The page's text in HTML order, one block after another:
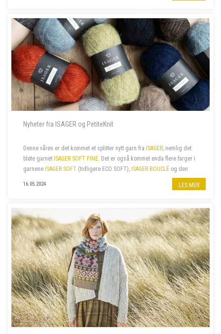
Nyheter fra ISAGER og PetiteKnit
Denne våren er det kommet et splitter nytt garn fra ISAGER , nemlig det
bløte garnet ISAGER SOFT FINE . Det er også kommet enda flere farger i
garnene ISAGER SOFT (tidligere ECO SOFT), ISAGER BOUCLÉ og den
. I tillegg har vi nylig fått...
16.05.2024 LES MER